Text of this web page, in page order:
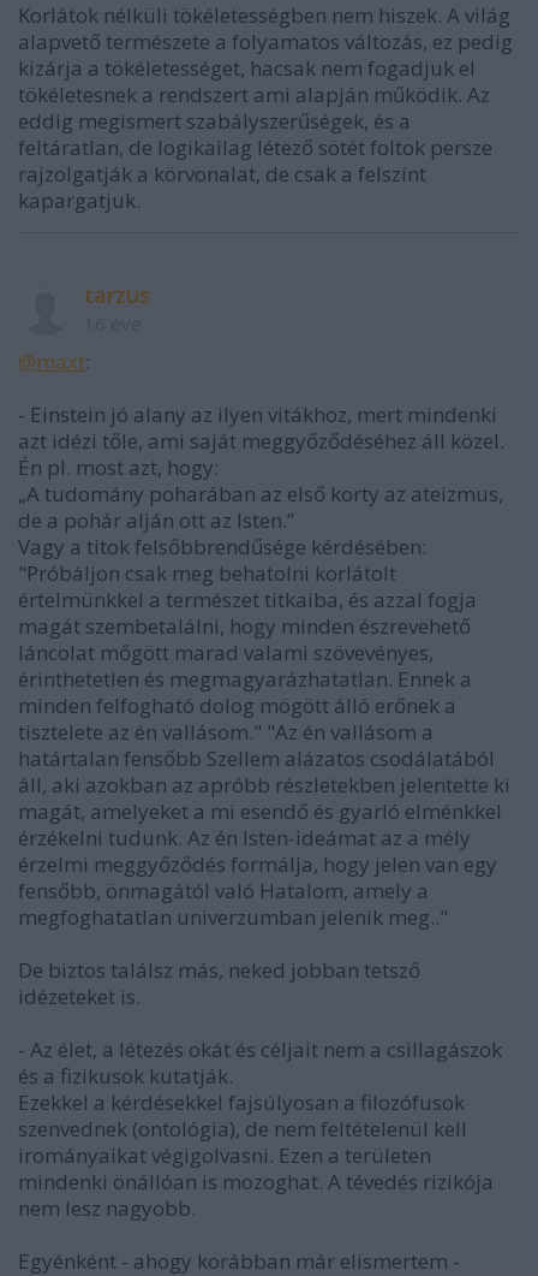
Korlátok nélküli tökéletességben nem hiszek. A világ
alapvető természete a folyamatos változás, ez pedig
kizárja a tökéletességet, hacsak nem fogadjuk el
tökéletesnek a rendszert ami alapján működik. Az
eddig megismert szabályszerűségek, és a
feltáratlan, de logikailag létező sötét foltok persze
rajzolgatják a körvonalat, de csak a felszínt
kapargatjuk.
tarzus
@maxt:
- Einstein jó alany az ilyen vitákhoz, mert mindenki
azt idézi tőle, ami saját meggyőződéséhez áll közel.
Én pl. most azt, hogy:
„A tudomány poharában az első korty az ateizmus,
de a pohár alján ott az Isten.”
Vagy a titok felsőbbrendűsége kérdésében:
"Próbáljon csak meg behatolni korlátolt
értelmünkkel a természet titkaiba, és azzal fogja
magát szembetalálni, hogy minden észrevehető
láncolat mőgött marad valami szövevényes,
érinthetetlen és megmagyarázhatatlan. Ennek a
minden felfogható dolog mögött álló erőnek a
tisztelete az én vallásom." "Az én vallásom a
határtalan fensőbb Szellem alázatos csodálatából
áll, aki azokban az apróbb részletekben jelentette ki
magát, amelyeket a mi esendő és gyarló elménkkel
érzékelni tudunk. Az én Isten-ideámat az a mély
érzelmi meggyőződés formálja, hogy jelen van egy
fensőbb, önmagától való Hatalom, amely a
megfoghatatlan univerzumban jelenik meg.."
De biztos találsz más, neked jobban tetsző
idézeteket is.
- Az élet, a létezés okát és céljait nem a csillagászok
és a fizikusok kutatják.
Ezekkel a kérdésekkel fajsúlyosan a filozófusok
szenvednek (ontológia), de nem feltételenül kell
irományaikat végigolvasni. Ezen a területen
mindenki önállóan is mozoghat. A tévedés rizikója
nem lesz nagyobb.
Egyénként - ahogy korábban már elismertem -